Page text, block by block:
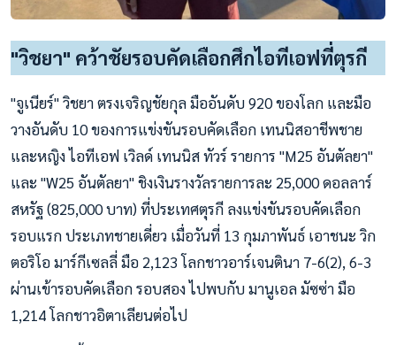
"วิชยา" คว้าชัยรอบคัดเลือกศึกไอทีเอฟที่ตุรกี
"จูเนียร์" วิชยา ตรงเจริญชัยกุล มืออันดับ 920 ของโลก และมือ
วางอันดับ 10 ของการแข่งขันรอบคัดเลือก เทนนิสอาชีพชาย
และหญิง ไอทีเอฟ เวิลด์ เทนนิส ทัวร์ รายการ "M25 อันตัลยา"
และ "W25 อันตัลยา" ชิงเงินรางวัลรายการละ 25,000 ดอลลาร์
สหรัฐ (825,000 บาท) ที่ประเทศตุรกี ลงแข่งขันรอบคัดเลือก
รอบแรก ประเภทชายเดี่ยว เมื่อวันที่ 13 กุมภาพันธ์ เอาชนะ วิก
ตอริโอ มาร์กีเซลลี่ มือ 2,123 โลกชาวอาร์เจนตินา 7-6(2), 6-3
ผ่านเข้ารอบคัดเลือก รอบสอง ไปพบกับ มานูเอล มัซซ่า มือ
1,214 โลกชาวอิตาเลียนต่อไป